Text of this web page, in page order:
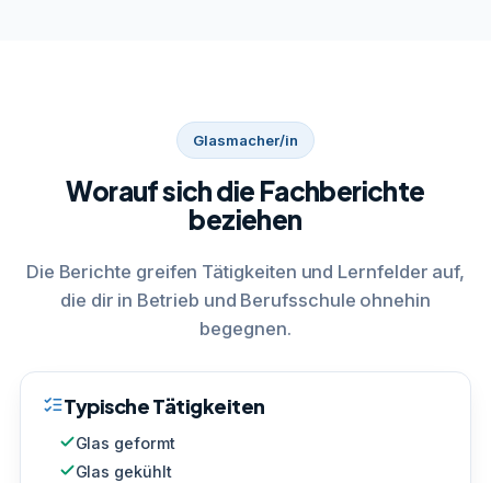
Glasmacher/in
Worauf sich die Fachberichte
beziehen
Die Berichte greifen Tätigkeiten und Lernfelder auf,
die dir in Betrieb und Berufsschule ohnehin
begegnen.
Typische Tätigkeiten
Glas geformt
Glas gekühlt